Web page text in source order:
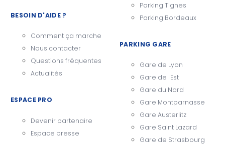
BESOIN D'AIDE ?
Comment ça marche
Nous contacter
Questions fréquentes
Actualités
ESPACE PRO
Devenir partenaire
Espace presse
Parking Tignes
Parking Bordeaux
PARKING GARE
Gare de Lyon
Gare de l'Est
Gare du Nord
Gare Montparnasse
Gare Austerlitz
Gare Saint Lazard
Gare de Strasbourg